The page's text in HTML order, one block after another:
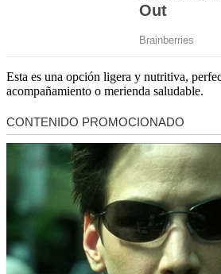
Esta es una opción ligera y nutritiva,
acompañamiento o merienda saludable.